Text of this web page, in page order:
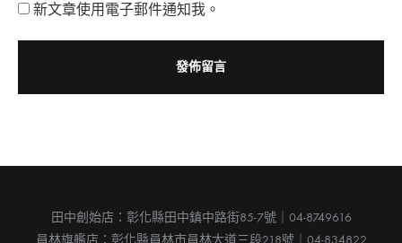
新文章使用電子郵件通知我。
田中創始店：彰化縣田中鎮中路街85-7號｜04-8749616
員林旗艦店：彰化縣員林市員林大道三段218號｜04-834822